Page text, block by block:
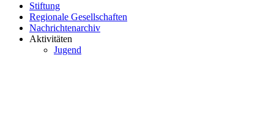
Stiftung
Regionale Gesellschaften
Nachrichtenarchiv
Aktivitäten
Jugend